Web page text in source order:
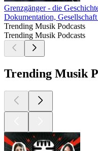
Grenzgänger - die
Dokumentation,
Trending Musik Podcasts
Trending Musik Podcasts
Trending Musik